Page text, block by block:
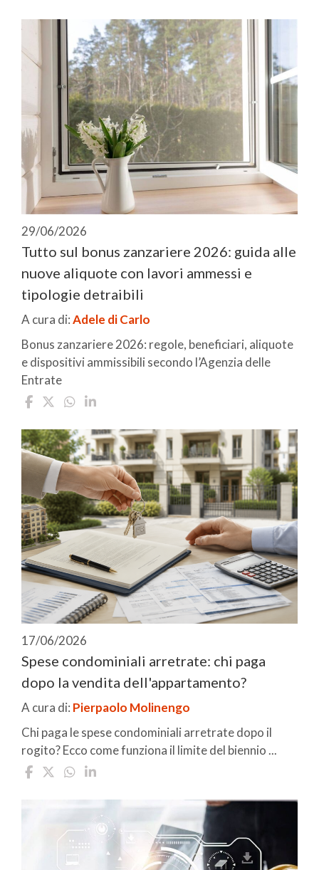
29/06/2026
Tutto sul bonus zanzariere 2026: guida alle
nuove aliquote con lavori ammessi e
tipologie detraibili
A cura di:Adele di Carlo
Bonus zanzariere 2026: regole, beneficiari, aliquote
e dispositivi ammissibili secondo l’Agenzia delle
Entrate
17/06/2026
Spese condominiali arretrate: chi paga
dopo la vendita dell'appartamento?
A cura di: Pierpaolo Molinengo
Chi paga le spese condominiali arretrate dopo il
rogito? Ecco come funziona il limite del biennio ...